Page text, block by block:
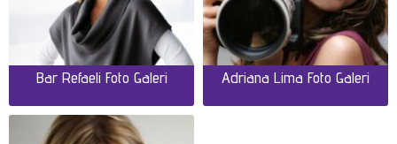
Bar Refaeli Foto Galeri Adriana Lima Foto Galeri